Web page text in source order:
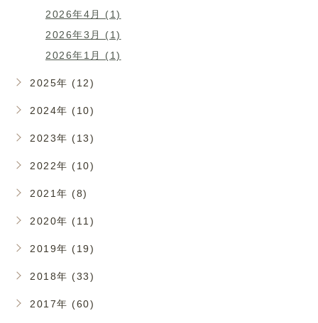
2026年4月 (1)
2026年3月 (1)
2026年1月 (1)
2025年 (12)
2024年 (10)
2023年 (13)
2022年 (10)
2021年 (8)
2020年 (11)
2019年 (19)
2018年 (33)
2017年 (60)